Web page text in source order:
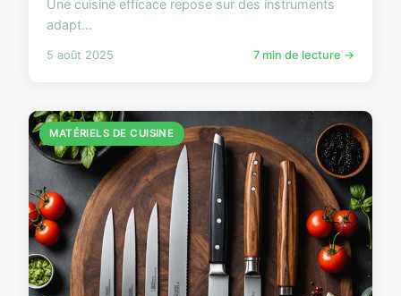
Une cuisine efficace repose sur des instruments
adapt...
5 août 2025 7 min de lecture →
MATÉRIELS DE CUISINE